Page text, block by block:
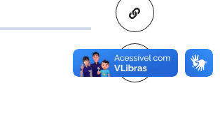
Copiar para